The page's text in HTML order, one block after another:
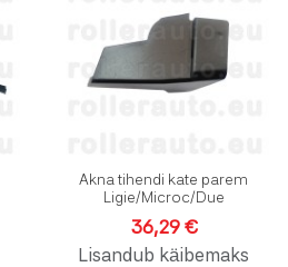
Lisa võrdlusesse
Kiirvaade
Akna tihendi kate parem
Ligie/Microc/Due
36,29 €
Lisandub käibemaks